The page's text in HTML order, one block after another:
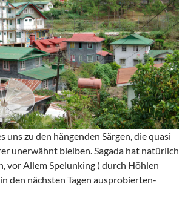
uns zu den hängenden Särgen, die quasi
unerwähnt bleiben. Sagada hat natürlich
vor Allem Spelunking ( durch Höhlen
den nächsten Tagen ausprobierten-